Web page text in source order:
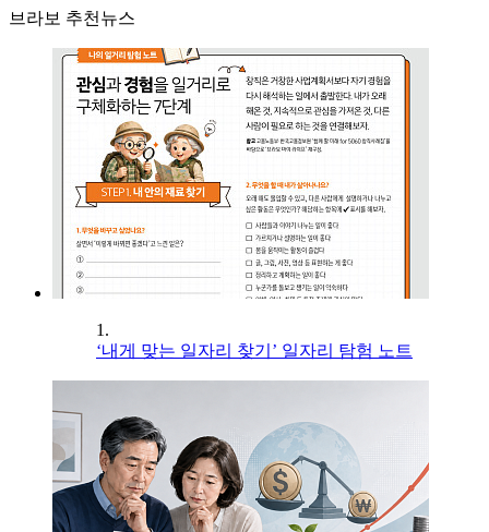
브라보 추천뉴스
1.
‘내게 맞는 일자리 찾기’ 일자리 탐험 노트